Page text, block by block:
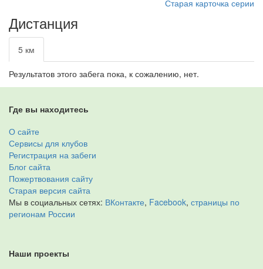
Старая карточка серии
Дистанция
5 км
Результатов этого забега пока, к сожалению, нет.
Где вы находитесь
О сайте
Сервисы для клубов
Регистрация на забеги
Блог сайта
Пожертвования сайту
Старая версия сайта
Мы в социальных сетях: ВКонтакте, Facebook, страницы по
регионам России
Наши проекты